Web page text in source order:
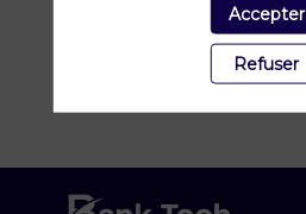
Accepter
Refuser